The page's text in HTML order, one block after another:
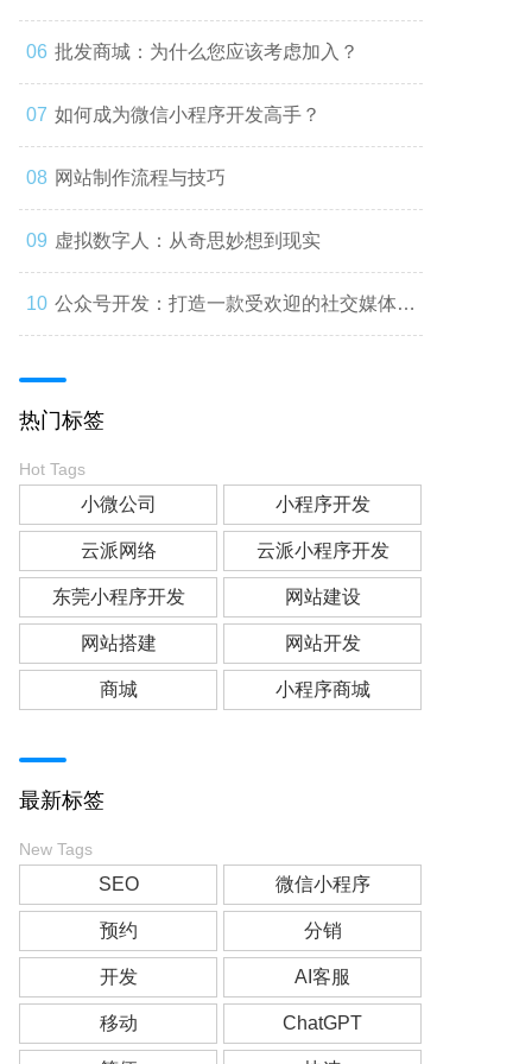
批发商城：为什么您应该考虑加入？
如何成为微信小程序开发高手？
网站制作流程与技巧
虚拟数字人：从奇思妙想到现实
公众号开发：打造一款受欢迎的社交媒体应
热门标签
Hot Tags
小微公司 小程序开发
云派网络 云派小程序开发
东莞小程序开发 网站建设
网站搭建 网站开发
商城 小程序商城
最新标签
New Tags
SEO 微信小程序
预约 分销
开发 AI客服
移动 ChatGPT